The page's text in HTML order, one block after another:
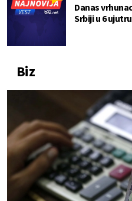
Danas
Srbiji u 6
Biz